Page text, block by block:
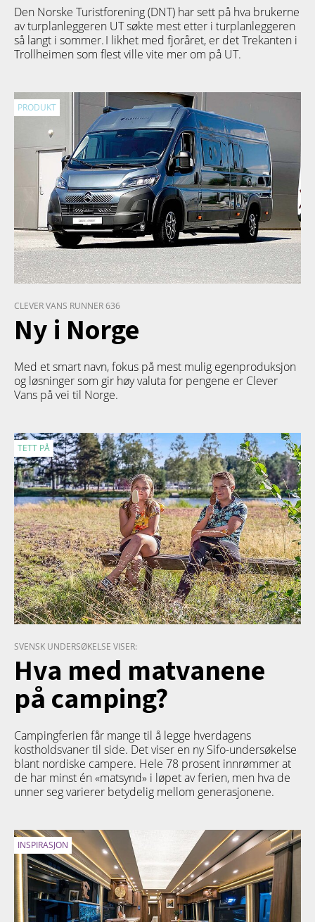
Den Norske Turistforening (DNT) har sett på hva brukerne
av turplanleggeren UTsøkte mest etter i turplanleggeren
så langt i sommer. I likhet med fjoråret, er det Trekanten i
Trollheimen som flest ville vite mer om på UT.
PRODUKT
CLEVER VANS RUNNER 636
Ny i Norge
Med et smart navn, fokus på mest mulig egenproduksjon
og løsninger som gir høy valuta for pengene er Clever
Vans på vei til Norge.
TETT PÅ
SVENSK UNDERSØKELSE VISER:
Hva med matvanene
på camping?
Campingferien får mange til å legge hverdagens
kostholdsvaner til side. Det viser en ny Sifo-undersøkelse
blant nordiske campere. Hele 78 prosent innrømmer at
de har minst én «matsynd» i løpet av ferien, men hva de
unner seg varierer betydelig mellom generasjonene.
INSPIRASJON